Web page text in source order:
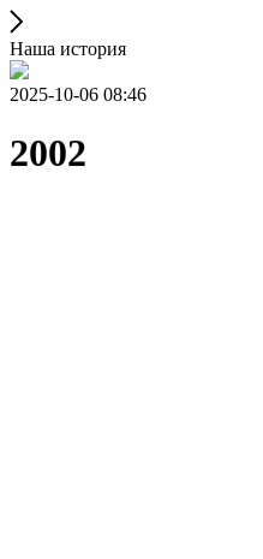
Наша история
2025-10-06 08:46
2002